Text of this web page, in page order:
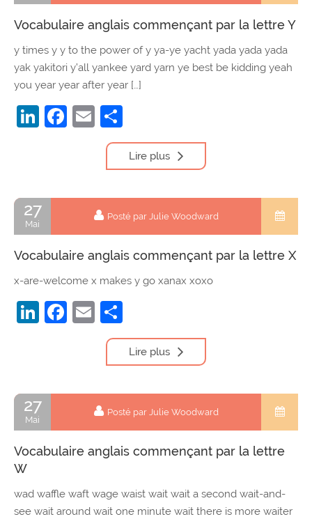
Vocabulaire anglais commençant par la lettre Y
y times y y to the power of y ya-ye yacht yada yada yada
yak yakitori y’all yankee yard yarn ye best be kidding yeah
you year year after year […]
LinkedIn
Facebook
Email
Lire plus
27
Mai
Posté par Julie Woodward
Vocabulaire anglais commençant par la lettre X
x-are-welcome x makes y go xanax xoxo
LinkedIn
Facebook
Email
Lire plus
27
Mai
Posté par Julie Woodward
Vocabulaire anglais commençant par la lettre
W
wad waffle waft wage waist wait wait a second wait-and-
see wait around wait one minute wait there is more waiter